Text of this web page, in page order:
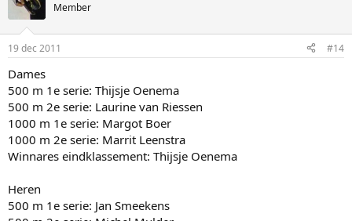
Member
19 dec 2011 #14
Dames
500 m 1e serie: Thijsje Oenema
500 m 2e serie: Laurine van Riessen
1000 m 1e serie: Margot Boer
1000 m 2e serie: Marrit Leenstra
Winnares eindklassement: Thijsje Oenema
Heren
500 m 1e serie: Jan Smeekens